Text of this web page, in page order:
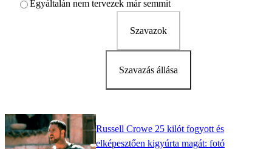
Egyáltalán nem tervezek már semmit
Szavazok
Szavazás állása
Russell Crowe 25 kilót fogyott és
elképesztően kigyúrta magát: fotó